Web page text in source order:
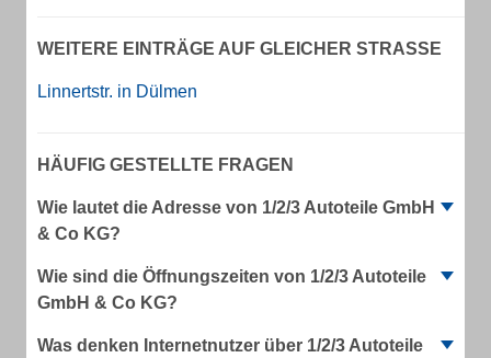
WEITERE EINTRÄGE AUF GLEICHER STRASSE
Linnertstr. in Dülmen
HÄUFIG GESTELLTE FRAGEN
Wie lautet die Adresse von 1/2/3 Autoteile GmbH
& Co KG?
Wie sind die Öffnungszeiten von 1/2/3 Autoteile
GmbH & Co KG?
Was denken Internetnutzer über 1/2/3 Autoteile